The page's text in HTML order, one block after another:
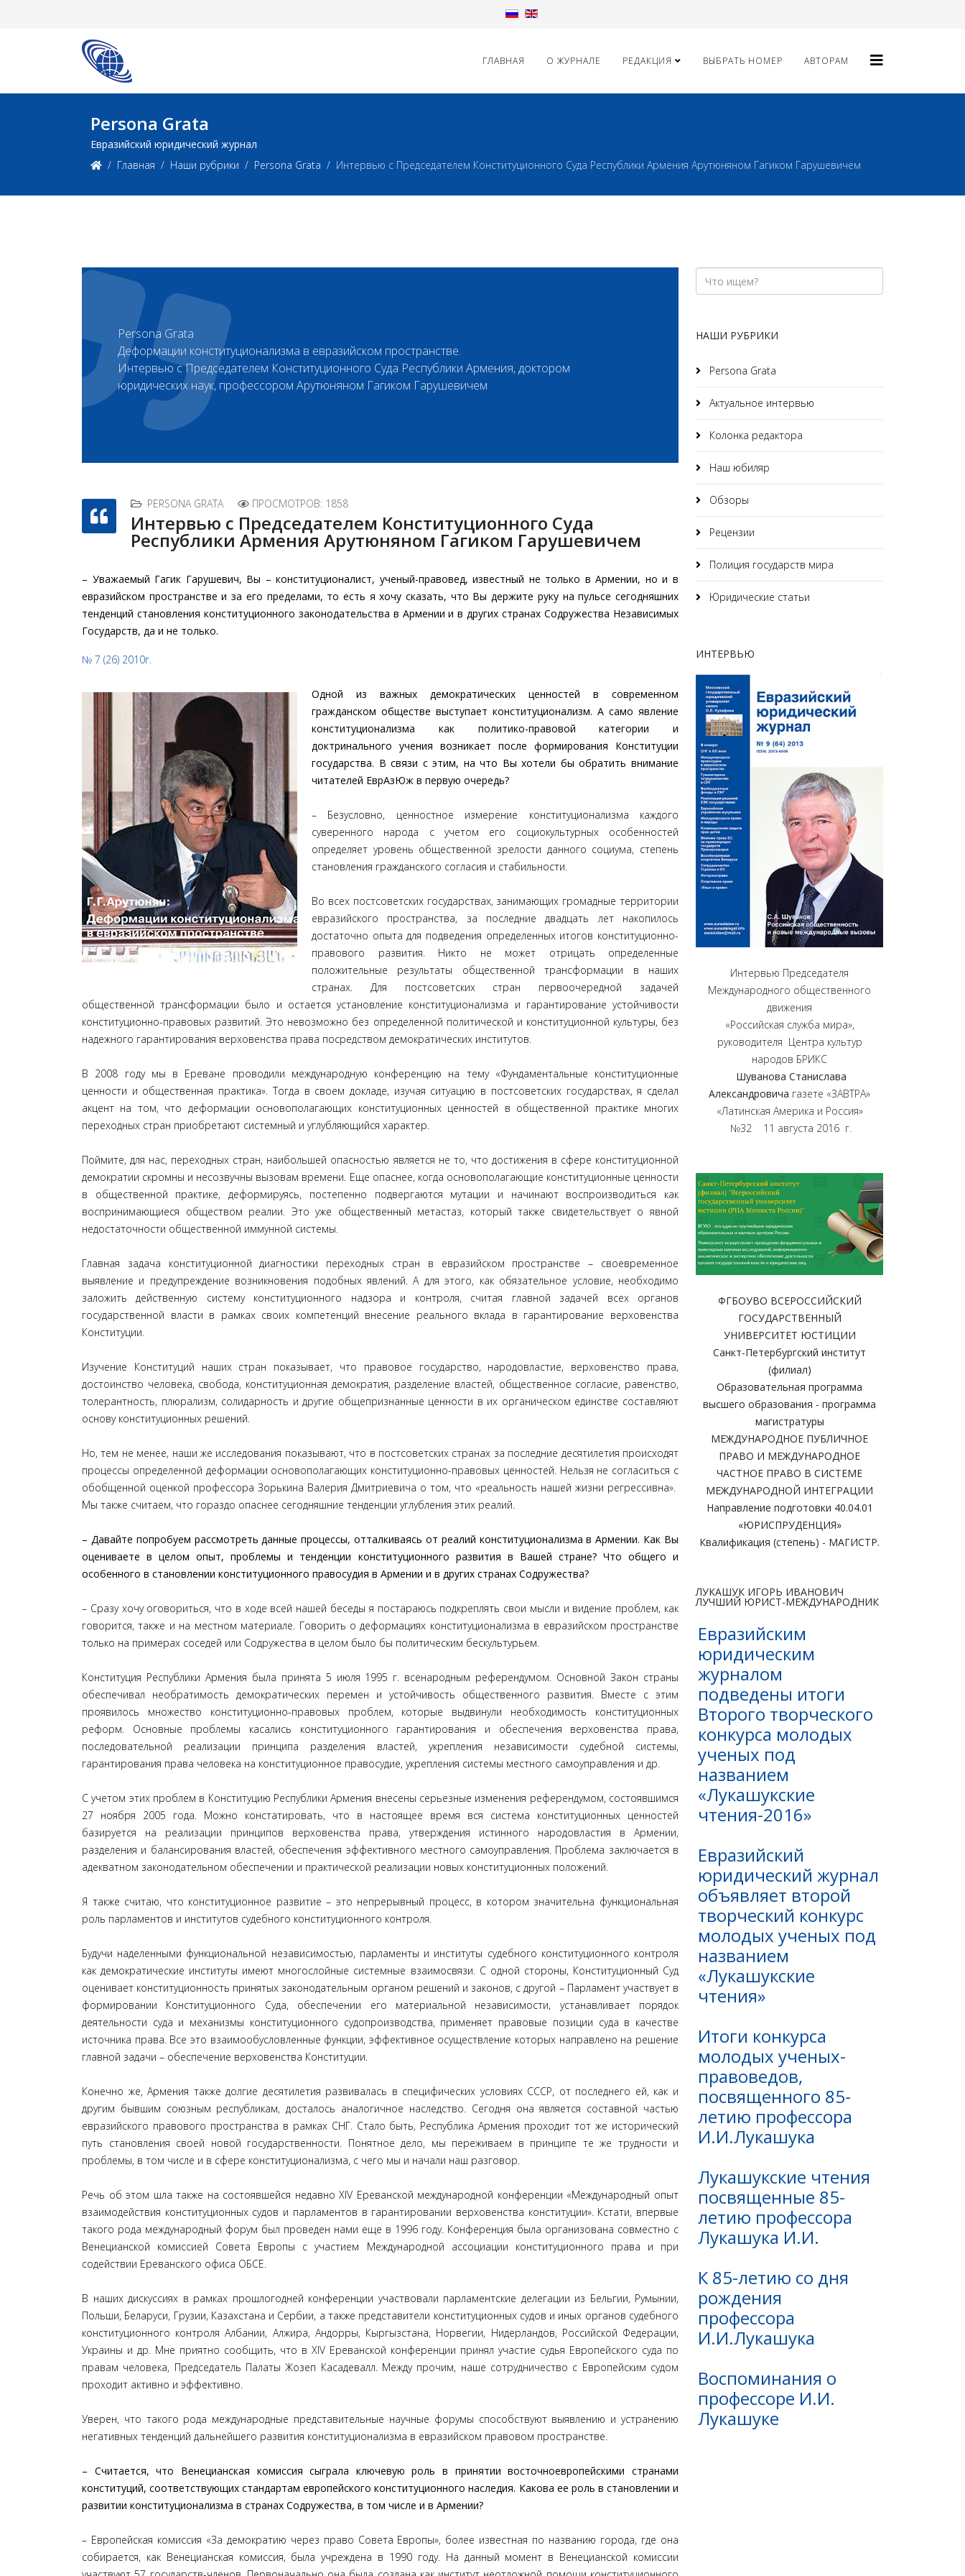
ГЛАВНАЯ О ЖУРНАЛЕ РЕДАКЦИЯ ВЫБРАТЬ НОМЕР АВТОРАМ
Persona Grata
Евразийский юридический журнал
Главная
Наши рубрики Persona Grata Интервью с Председателем Конституционного Суда Республики Армения Арутюняном Гагиком Гарушевичем
Persona Grata
Деформации конституционализма в евразийском пространстве.
Интервью с Председателем Конституционного Суда Республики Армения, доктором
юридических наук, профессором Арутюняном Гагиком Гарушевичем
PERSONA GRATA ПРОСМОТРОВ: 1858
Интервью с Председателем Конституционного Суда
Республики Армения Арутюняном Гагиком Гарушевичем
– Уважаемый Гагик Гарушевич, Вы – конституционалист, ученый-правовед, известный не только в Армении, но и в
евразийском пространстве и за его пределами, то есть я хочу сказать, что Вы держите руку на пульсе сегодняшних
тенденций становления конституционного законодательства в Армении и в других странах Содружества Независимых
Государств, да и не только.
№ 7 (26) 2010г.
Одной из важных демократических ценностей в современном
гражданском обществе выступает конституционализм. А само явление
конституционализма как политико-правовой категории и
доктринального учения возникает после формирования Конституции
государства. В связи с этим, на что Вы хотели бы обратить внимание
читателей ЕврАзЮж в первую очередь?
– Безусловно, ценностное измерение конституционализма каждого
суверенного народа с учетом его социокультурных особенностей
определяет уровень общественной зрелости данного социума, степень
становления гражданского согласия и стабильности.
Во всех постсоветских государствах, занимающих громадные территории
евразийского пространства, за последние двадцать лет накопилось
достаточно опыта для подведения определенных итогов конституционно-
правового развития. Никто не может отрицать определенные
положительные результаты общественной трансформации в наших
странах. Для постсоветских стран первоочередной задачей
общественной трансформации было и остается установление конституционализма и гарантирование устойчивости
конституционно-правовых развитий. Это невозможно без определенной политической и конституционной культуры, без
надежного гарантирования верховенства права посредством демократических институтов.
В 2008 году мы в Ереване проводили международную конференцию на тему «Фундаментальные конституционные
ценности и общественная практика». Тогда в своем докладе, изучая ситуацию в постсоветских государствах, я сделал
акцент на том, что деформации основополагающих конституционных ценностей в общественной практике многих
переходных стран приобретают системный и углубляющийся характер.
Поймите, для нас, переходных стран, наибольшей опасностью является не то, что достижения в сфере конституционной
демократии скромны и несозвучны вызовам времени. Еще опаснее, когда основополагающие конституционные ценности
в общественной практике, деформируясь, постепенно подвергаются мутации и начинают воспроизводиться как
воспринимающиеся обществом реалии. Это уже общественный метастаз, который также свидетельствует о явной
недостаточности общественной иммунной системы.
Главная задача конституционной диагностики переходных стран в евразийском пространстве – своевременное
выявление и предупреждение возникновения подобных явлений. А для этого, как обязательное условие, необходимо
заложить действенную систему конституционного надзора и контроля, считая главной задачей всех органов
государственной власти в рамках своих компетенций внесение реального вклада в гарантирование верховенства
Конституции.
Изучение Конституций наших стран показывает, что правовое государство, народовластие, верховенство права,
достоинство человека, свобода, конституционная демократия, разделение властей, общественное согласие, равенство,
толерантность, плюрализм, солидарность и другие общепризнанные ценности в их органическом единстве составляют
основу конституционных решений.
Но, тем не менее, наши же исследования показывают, что в постсоветских странах за последние десятилетия происходят
процессы определенной деформации основополагающих конституционно-правовых ценностей. Нельзя не согласиться с
обобщенной оценкой профессора Зорькина Валерия Дмитриевича о том, что «реальность нашей жизни регрессивна».
Мы также считаем, что гораздо опаснее сегодняшние тенденции углубления этих реалий.
– Давайте попробуем рассмотреть данные процессы, отталкиваясь от реалий конституционализма в Армении. Как Вы
оцениваете в целом опыт, проблемы и тенденции конституционного развития в Вашей стране? Что общего и
особенного в становлении конституционного правосудия в Армении и в других странах Содружества?
– Сразу хочу оговориться, что в ходе всей нашей беседы я постараюсь подкреплять свои мысли и видение проблем, как
говорится, также и на местном материале. Говорить о деформациях конституционализма в евразийском пространстве
только на примерах соседей или Содружества в целом было бы политическим бескультурьем.
Конституция Республики Армения была принята 5 июля 1995 г. всенародным референдумом. Основной Закон страны
обеспечивал необратимость демократических перемен и устойчивость общественного развития. Вместе с этим
проявилось множество конституционно-правовых проблем, которые выдвинули необходимость конституционных
реформ. Основные проблемы касались конституционного гарантирования и обеспечения верховенства права,
последовательной реализации принципа разделения властей, укрепления независимости судебной системы,
гарантирования права человека на конституционное правосудие, укрепления системы местного самоуправления и др.
С учетом этих проблем в Конституцию Республики Армения внесены серьезные изменения референдумом, состоявшимся
27 ноября 2005 года. Можно констатировать, что в настоящее время вся система конституционных ценностей
базируется на реализации принципов верховенства права, утверждения истинного народовластия в Армении,
разделения и балансирования властей, обеспечения эффективного местного самоуправления. Проблема заключается в
адекватном законодательном обеспечении и практической реализации новых конституционных положений.
Я также считаю, что конституционное развитие – это непрерывный процесс, в котором значительна функциональная
роль парламентов и институтов судебного конституционного контроля.
Будучи наделенными функциональной независимостью, парламенты и институты судебного конституционного контроля
как демократические институты имеют многослойные системные взаимосвязи. С одной стороны, Конституционный Суд
оценивает конституционность принятых законодательным органом решений и законов, с другой – Парламент участвует в
формировании Конституционного Суда, обеспечении его материальной независимости, устанавливает порядок
деятельности суда и механизмы конституционного судопроизводства, применяет правовые позиции суда в качестве
источника права. Все это взаимообусловленные функции, эффективное осуществление которых направлено на решение
главной задачи – обеспечение верховенства Конституции.
Конечно же, Армения также долгие десятилетия развивалась в специфических условиях СССР, от последнего ей, как и
другим бывшим союзным республикам, досталось аналогичное наследство. Сегодня она является составной частью
евразийского правового пространства в рамках СНГ. Стало быть, Республика Армения проходит тот же исторический
путь становления своей новой государственности. Понятное дело, мы переживаем в принципе те же трудности и
проблемы, в том числе и в сфере конституционализма, с чего мы и начали наш разговор.
Речь об этом шла также на состоявшейся недавно XIV Ереванской международной конференции «Международный опыт
взаимодействия конституционных судов и парламентов в гарантировании верховенства конституции». Кстати, впервые
такого рода международный форум был проведен нами еще в 1996 году. Конференция была организована совместно с
Венецианской комиссией Совета Европы с участием Международной ассоциации конституционного права и при
содействии Ереванского офиса ОБСЕ.
В наших дискуссиях в рамках прошлогодней конференции участвовали парламентские делегации из Бельгии, Румынии,
Польши, Беларуси, Грузии, Казахстана и Сербии, а также представители конституционных судов и иных органов судебного
конституционного контроля Албании, Алжира, Андорры, Кыргызстана, Норвегии, Нидерландов, Российской Федерации,
Украины и др. Мне приятно сообщить, что в XIV Ереванской конференции принял участие судья Европейского суда по
правам человека, Председатель Палаты Жозеп Касадевалл. Между прочим, наше сотрудничество с Европейским судом
проходит активно и эффективно.
Уверен, что такого рода международные представительные научные форумы способствуют выявлению и устранению
негативных тенденций дальнейшего развития конституционализма в евразийском правовом пространстве.
– Считается, что Венецианская комиссия сыграла ключевую роль в принятии восточноевропейскими странами
конституций, соответствующих стандартам европейского конституционного наследия. Какова ее роль в становлении и
развитии конституционализма в странах Содружества, в том числе и в Армении?
– Европейская комиссия «За демократию через право Совета Европы», более известная по названию города, где она
собирается, как Венецианская комиссия, была учреждена в 1990 году. На данный момент в Венецианской комиссии
НАШИ РУБРИКИ
Persona Grata
Актуальное интервью
Колонка редактора
Наш юбиляр
Обзоры
Рецензии
Полиция государств мира
Юридические статьи
ИНТЕРВЬЮ
Интервью Председателя
Международного общественного
движения
«Российская служба мира»,
руководителя Центра культур
народов БРИКС
Шуванова Станислава
Александровича газете «ЗАВТРА»
«Латинская Америка и Россия»
№32 11 августа 2016 г.
ФГБОУВО ВСЕРОССИЙСКИЙ
ГОСУДАРСТВЕННЫЙ
УНИВЕРСИТЕТ ЮСТИЦИИ
Санкт-Петербургский институт
(филиал)
Образовательная программа
высшего образования - программа
магистратуры
МЕЖДУНАРОДНОЕ ПУБЛИЧНОЕ
ПРАВО И МЕЖДУНАРОДНОЕ
ЧАСТНОЕ ПРАВО В СИСТЕМЕ
МЕЖДУНАРОДНОЙ ИНТЕГРАЦИИ
Направление подготовки 40.04.01
«ЮРИСПРУДЕНЦИЯ»
Квалификация (степень) - МАГИСТР.
ЛУКАШУК ИГОРЬ ИВАНОВИЧ
ЛУЧШИЙ ЮРИСТ-МЕЖДУНАРОДНИК
Евразийским
юридическим
журналом
подведены итоги
Второго творческого
конкурса молодых
ученых под
названием
«Лукашукские
чтения-2016»
Евразийский
юридический журнал
объявляет второй
творческий конкурс
молодых ученых под
названием
«Лукашукские
чтения»
Итоги конкурса
молодых ученых-
правоведов,
посвященного 85-
летию профессора
И.И.Лукашука
Лукашукские чтения
посвященные 85-
летию профессора
Лукашука И.И.
К 85-летию со дня
рождения
профессора
И.И.Лукашука
Воспоминания о
профессоре И.И.
Лукашуке